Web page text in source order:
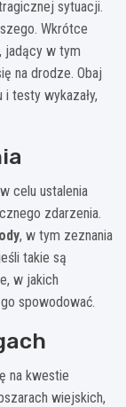
sytuacji.
Wkrótce
jadący w tym
na drodze. Obaj
testy wykazały,
celu ustalenia
zdarzenia.
, w tym zeznania
takie są
w jakich
spowodować.
na kwestie
wiejskich,